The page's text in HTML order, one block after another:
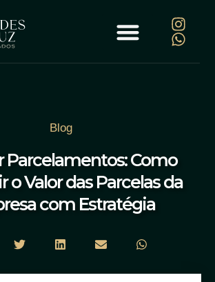
Blog
Parcelamentos: Como
o Valor das Parcelas da
com Estratégia